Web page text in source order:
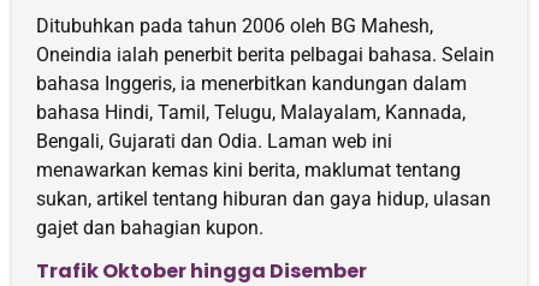
Ditubuhkan pada tahun 2006 oleh BG Mahesh,
Oneindia ialah penerbit berita pelbagai bahasa. Selain
bahasa Inggeris, ia menerbitkan kandungan dalam
bahasa Hindi, Tamil, Telugu, Malayalam, Kannada,
Bengali, Gujarati dan Odia. Laman web ini
menawarkan kemas kini berita, maklumat tentang
sukan, artikel tentang hiburan dan gaya hidup, ulasan
gajet dan bahagian kupon.
Trafik Oktober hingga Disember